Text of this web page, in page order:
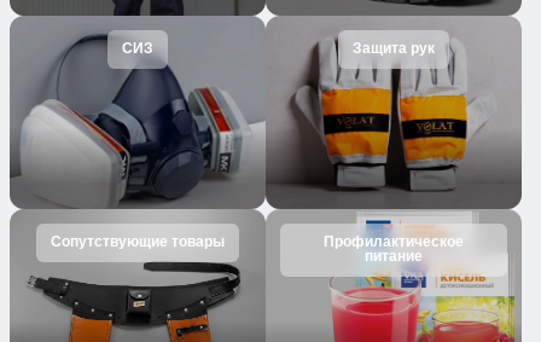
СИЗ Защита рук
Сопутствующие товары
Профилактическое
питание